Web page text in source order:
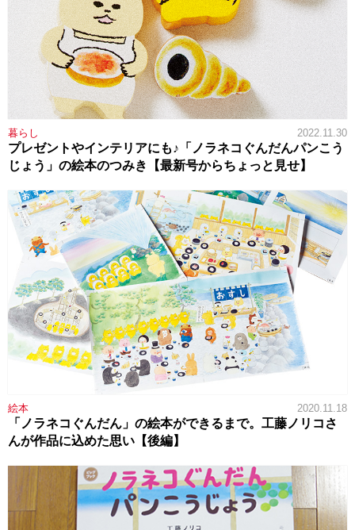
暮らし 2022.11.30
プレゼントやインテリアにも♪「ノラネコぐんだんパンこう
じょう」の絵本のつみき【最新号からちょっと見せ】
絵本 2020.11.18
「ノラネコぐんだん」の絵本ができるまで。工藤ノリコさ
んが作品に込めた思い【後編】